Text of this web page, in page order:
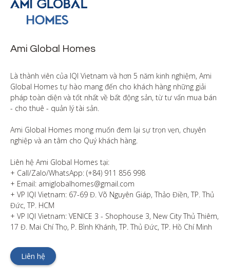
Ami Global Homes
Là thành viên của IQI Vietnam và hơn 5 năm kinh nghiệm, Ami
Global Homes tự hào mang đến cho khách hàng những giải
pháp toàn diện và tốt nhất về bất động sản, từ tư vấn mua bán
- cho thuê - quản lý tài sản.
Ami Global Homes mong muốn đem lại sự trọn vẹn, chuyên
nghiệp và an tâm cho Quý khách hàng.
Liên hệ Ami Global Homes tại:
+ Call/Zalo/WhatsApp: (+84) 911 856 998
+ Email: amiglobalhomes@gmail.com
+ VP IQI Vietnam: 67-69 Đ. Võ Nguyên Giáp, Thảo Điền, TP. Thủ
Đức, TP. HCM
+ VP IQI Vietnam: VENICE 3 - Shophouse 3, New City Thủ Thiêm,
17 Đ. Mai Chí Thọ, P. Bình Khánh, TP. Thủ Đức, TP. Hồ Chí Minh
Liên hệ